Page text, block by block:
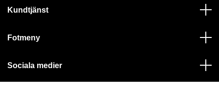
Kundtjänst
Fotmeny
Sociala medier